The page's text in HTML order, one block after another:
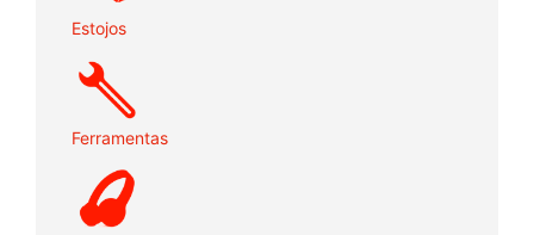
Estojos
Ferramentas